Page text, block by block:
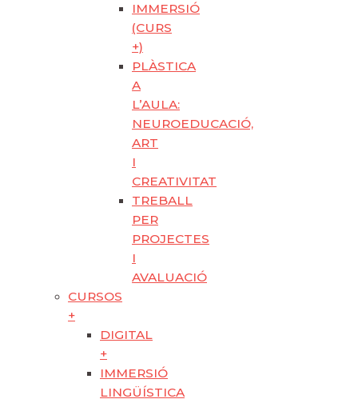
IMMERSIÓ
(CURS
+)
PLÀSTICA
A
L’AULA:
NEUROEDUCACIÓ,
ART
I
CREATIVITAT
TREBALL
PER
PROJECTES
I
AVALUACIÓ
CURSOS
+
DIGITAL
+
IMMERSIÓ
LINGÜÍSTICA